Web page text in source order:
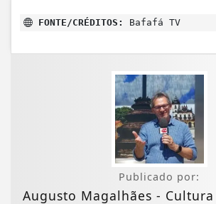
FONTE/CRÉDITOS: Bafafá TV
Publicado por:
Augusto Magalhães -